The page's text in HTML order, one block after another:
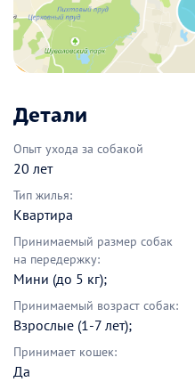
Детали
Опыт ухода за собакой
20 лет
Тип жилья:
Квартира
Принимаемый размер собак
на передержку:
Мини (до 5 кг);
Принимаемый возраст собак:
Взрослые (1-7 лет);
Принимает кошек:
Да